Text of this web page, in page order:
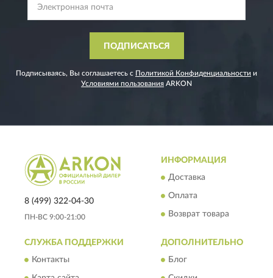
ПОДПИСАТЬСЯ
Подписываясь, Вы соглашаетесь с Политикой Конфиденциальности и
Условиями пользования ARKON
8 (499) 322-04-30
ПН-ВС 9:00-21:00
ИНФОРМАЦИЯ
Доставка
Оплата
Возврат товара
СЛУЖБА ПОДДЕРЖКИ
Контакты
ДОПОЛНИТЕЛЬНО
Блог